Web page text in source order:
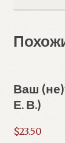
Ваш
Е. В.)
$23.50